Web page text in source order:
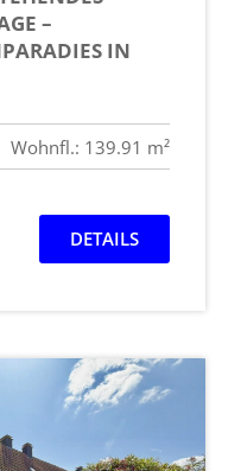
–
IN
Wohnfl.: 139.91 m²
DETAILS